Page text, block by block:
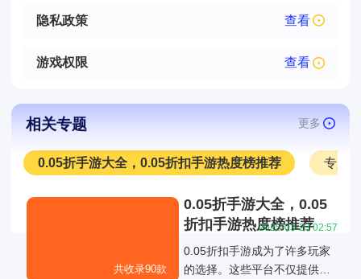
隐私政策 查看
游戏权限 查看
相关专题 更多
0.05折手游大全，0.05折扣手游热度榜推荐 专服
共收录90款
0.05折手游大全，0.05
折扣手游热度榜推荐
2025-03-23 02:57
0.05折扣手游成为了许多玩家
的选择。这些平台不仅提供了